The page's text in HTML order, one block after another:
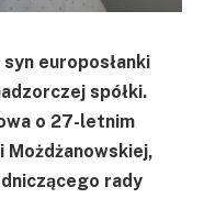
europosłanki
spółki.
o 27-letnim
Możdżanowskiej,
rady